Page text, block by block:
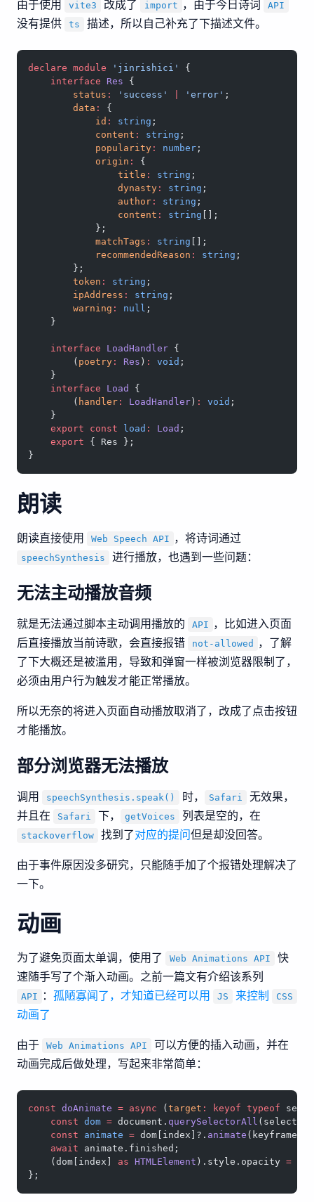
由于使用 vite3 改成了 import ，由于今日诗词 API
没有提供 ts 描述，所以自己补充了下描述文件。
declare module 'jinrishici'
{
    interface
Res {
        status
: 'success' 'error' ;
        data
:
{
            id
: string ;
            content
: string ;
            popularity
: number ;
            origin
:
{
                title
: string ;
                dynasty
: string ;
                author
: string ;
                content
: string [];
            };
            matchTags
: string [];
            recommendedReason
: string ;
        };
        token
: string ;
        ipAddress
: string ;
        warning
: null ;
    }
    interface
LoadHandler {
        (
poetry : Res ) : void ;
    }
    interface
Load
{
        (
handler : LoadHandler ) : void ;
    }
    export
const load : Load ;
    export
{ Res };
}
朗读
朗读直接使用 Web Speech API ，将诗词通过
speechSynthesis 进行播放，也遇到一些问题：
无法主动播放音频
就是无法通过脚本主动调用播放的 API ，比如进入页面
后直接播放当前诗歌，会直接报错
not-allowed
，了解
了下大概还是被滥用，导致和弹窗一样被浏览器限制了，
必须由用户行为触发才能正常播放。
所以无奈的将进入页面自动播放取消了，改成了点击按钮
才能播放。
部分浏览器无法播放
调用 speechSynthesis.speak() 时， Safari
无效果，
并且在
Safari 下， getVoices 列表是空的，在
stackoverflow 找到了对应的提问但是却没回答。
由于事件原因没多研究，只能随手加了个报错处理解决了
一下。
动画
为了避免页面太单调，使用了 Web Animations API
快
速随手写了个渐入动画。之前一篇文有介绍该系列
API ： 孤陋寡闻了，才知道已经可以用 JS 来控制 CSS
动画了
由于 Web Animations API
可以方便的插入动画，并在
动画完成后做处理，写起来非常简单：
const doAnimate = async (target : keyof typeof
    const
dom = document. querySelectorAll
    const
animate = dom[index]?. animate (keyframes,
    await
animate.finished;
    (dom[index]
as HTMLElement ).style.opacity =
};